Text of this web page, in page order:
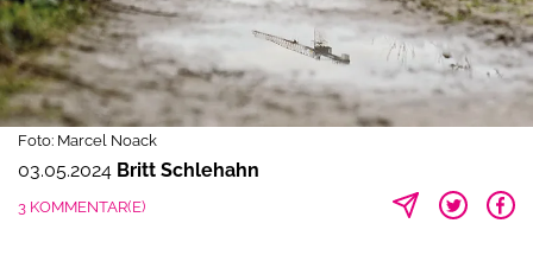
Foto: Marcel Noack
03.05.2024 Britt Schlehahn
3 KOMMENTAR(E)